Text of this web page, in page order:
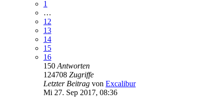
1
…
12
13
14
15
16
150 Antworten
124708 Zugriffe
Letzter Beitrag von Excalibur
Mi 27. Sep 2017, 08:36